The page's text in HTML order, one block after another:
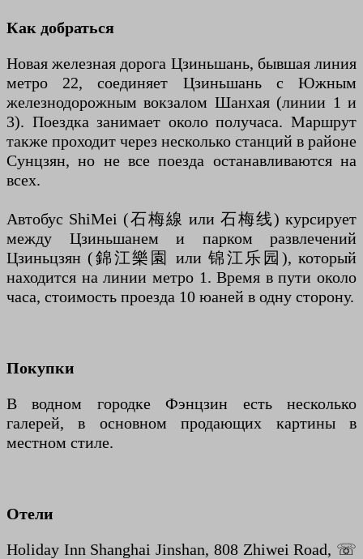
Как добраться
Новая железная дорога Цзиньшань, бывшая линия
метро 22, соединяет Цзиньшань с Южным
железнодорожным вокзалом Шанхая (линии 1 и
3). Поездка занимает около получаса. Маршрут
также проходит через несколько станций в районе
Сунцзян, но не все поезда останавливаются на
всех.
Автобус ShiMei (石梅線 или 石梅线) курсирует
между Цзиньшанем и парком развлечений
Цзиньцзян (錦江樂園 или 锦江乐园), который
находится на линии метро 1. Время в пути около
часа, стоимость проезда 10 юаней в одну сторону.
Покупки
В водном городке Фэнцзин есть несколько
галерей, в основном продающих картины в
местном стиле.
Отели
Holiday Inn Shanghai Jinshan, 808 Zhiwei Road, ☏